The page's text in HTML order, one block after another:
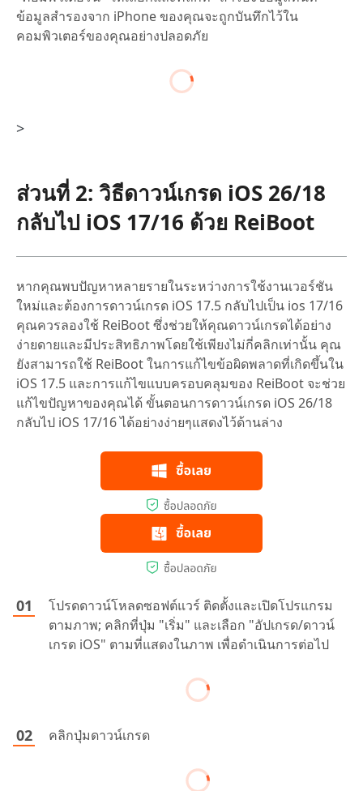
ข้อมูลสำรองจาก iPhone ของคุณจะถูกบันทึกไว้ใน
คอมพิวเตอร์ของคุณอย่างปลอดภัย
>
ส่วนที่ 2: วิธีดาวน์เกรด iOS 26/18
กลับไป iOS 17/16 ด้วย ReiBoot
หากคุณพบปัญหาหลายรายในระหว่างการใช้งานเวอร์ชัน
ใหม่และต้องการดาวน์เกรด iOS 17.5 กลับไปเป็น ios 17/16
คุณควรลองใช้ ReiBoot ซึ่งช่วยให้คุณดาวน์เกรดได้อย่าง
ง่ายดายและมีประสิทธิภาพโดยใช้เพียงไม่กี่คลิกเท่านั้น คุณ
ยังสามารถใช้ ReiBoot ในการแก้ไขข้อผิดพลาดที่เกิดขึ้นใน
iOS 17.5 และการแก้ไขแบบครอบคลุมของ ReiBoot จะช่วย
แก้ไขปัญหาของคุณได้ ขั้นตอนการดาวน์เกรด iOS 26/18
กลับไป iOS 17/16 ได้อย่างง่ายๆแสดงไว้ด้านล่าง
โปรดดาวน์โหลดซอฟต์แวร์ ติดตั้งและเปิดโปรแกรม
ตามภาพ; คลิกที่ปุ่ม "เริ่ม" และเลือก "อัปเกรด/ดาวน์
เกรด iOS" ตามที่แสดงในภาพ เพื่อดำเนินการต่อไป
คลิกปุ่มดาวน์เกรด